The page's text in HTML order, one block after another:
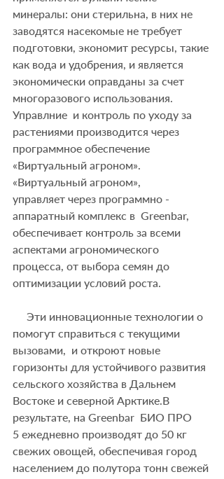
минералы: они стерильна, в них не
заводятся насекомые не требует
подготовки, экономит ресурсы, такие
как вода и удобрения, и является
экономически оправданы за счет
многоразового использования.
Управлние  и контроль по уходу за
растениями производится через
программное обеспечение
«Виртуальный агроном».
«Виртуальный агроном»,
управляет через программно -
аппаратный комплекс в  Greenbar,
обеспечивает контроль за всеми
аспектами агрономического
процесса, от выбора семян до
оптимизации условий роста.
помогут справиться с текущими
вызовами,  и откроют новые
горизонты для устойчивого развития
сельского хозяйства в Дальнем
Востоке и северной Арктике.В
результате, на Greenbar  БИО ПРО
5 ежедневно производят до 50 кг
свежих овощей, обеспечивая город
населением до полутора тонн свежей